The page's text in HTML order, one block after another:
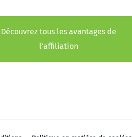
Découvrez tous les avantages de
l’affiliation